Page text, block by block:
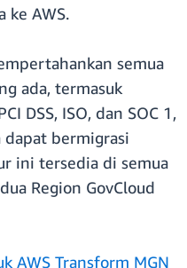
ke AWS.
semua
ada, termasuk
DSS, ISO, dan SOC 1,
dapat bermigrasi
ini tersedia di semua
Region GovCloud
AWS Transform MGN